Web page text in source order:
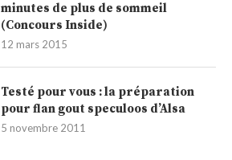
minutes de plus de sommeil
(Concours Inside)
12 mars 2015
Testé pour vous : la préparation
pour flan gout speculoos d’Alsa
5 novembre 2011